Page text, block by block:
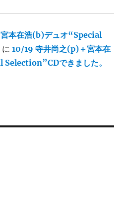
本在浩(b)デュオ“Special
に10/19 寺井尚之(p)＋宮本在
できました。